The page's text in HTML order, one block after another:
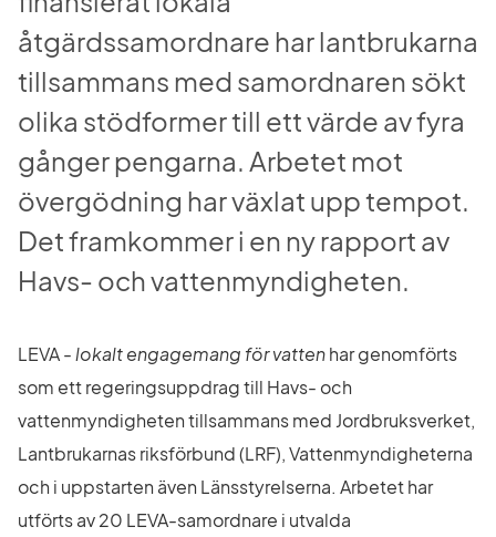
åtgärdssamordnare har lantbrukarna
tillsammans med samordnaren sökt
olika stödformer till ett värde av fyra
gånger pengarna. Arbetet mot
övergödning har växlat upp tempot.
Det framkommer i en ny rapport av
Havs- och vattenmyndigheten.
LEVA - lokalt engagemang för vatten har genomförts
som ett regeringsuppdrag till Havs- och
vattenmyndigheten tillsammans med Jordbruksverket,
Lantbrukarnas riksförbund (LRF), Vattenmyndigheterna
och i uppstarten även Länsstyrelserna. Arbetet har
utförts av 20 LEVA-samordnare i utvalda